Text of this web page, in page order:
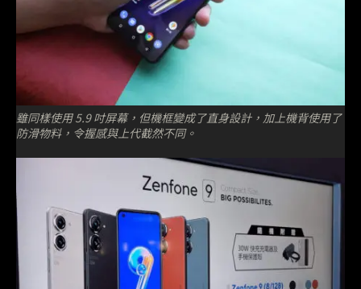
雖同樣使用 5.9 吋屏幕，但機框變成了直身設計，加上機背使用了
防滑物料，令握感與上代截然不同。